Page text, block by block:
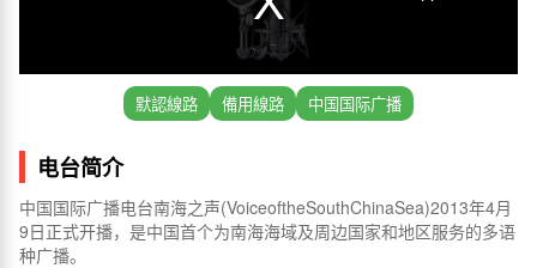
默認線路 備用線路 中国国际广播
电台简介
中国国际广播电台南海之声(VoiceoftheSouthChinaSea)2013年4月
9日正式开播，是中国首个为南海海域及周边国家和地区服务的多语
种广播。